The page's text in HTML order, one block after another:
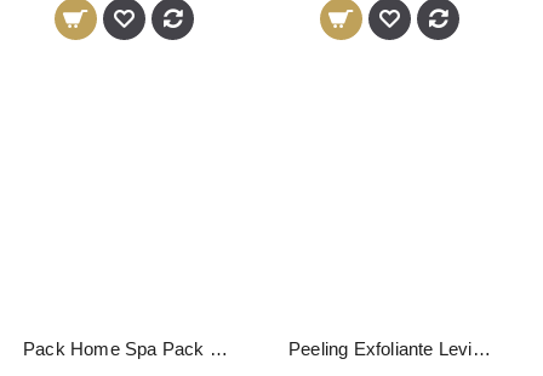
Pack Home Spa Pack Corporal com Óleo Argão LevisSime Peeling Exfoliante LeviSsime 200ml